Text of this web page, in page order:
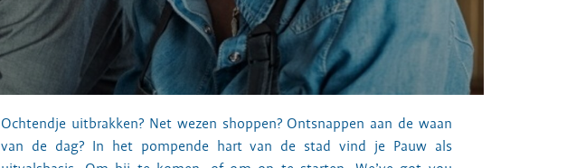
Ochtendje uitbrakken? Net wezen shoppen? Ontsnappen aan de waan
van de dag? In het pompende hart van de stad vind je Pauw als